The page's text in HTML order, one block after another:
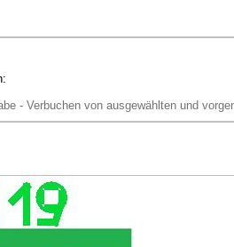
- Verbuchen von ausgewählten und